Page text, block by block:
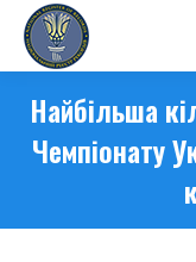
Найбільша
Чемпіонату